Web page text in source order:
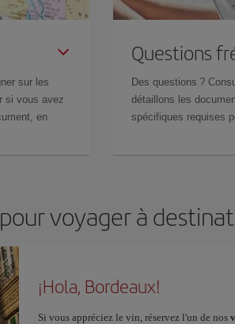
sur les
si vous avez
en
Questions
Des questions ?
détaillons les
spécifiques requises
voyager à
¡Hola, Bordeaux!
Si vous appréciez le vin, réservez l'un de nos